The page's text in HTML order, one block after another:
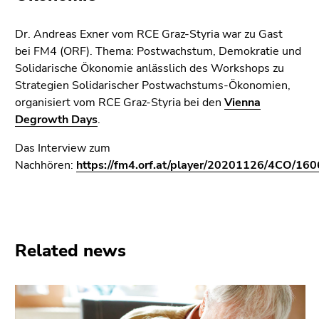
Go
to
contents
(Accesskey
1)
Go
position
marker
main
(Accesskey
3)
page
sections
Dr. Andreas Exner vom RCE Graz-Styria war zu Gast
bei FM4 (ORF). Thema: Postwachstum, Demokratie und
Solidarische Ökonomie anlässlich des Workshops zu
Strategien Solidarischer Postwachstums-Ökonomien,
organisiert vom RCE Graz-Styria bei den Vienna
Degrowth Days.
Das Interview zum
Nachhören: https://fm4.orf.at/player/20201126/4CO/
Related news